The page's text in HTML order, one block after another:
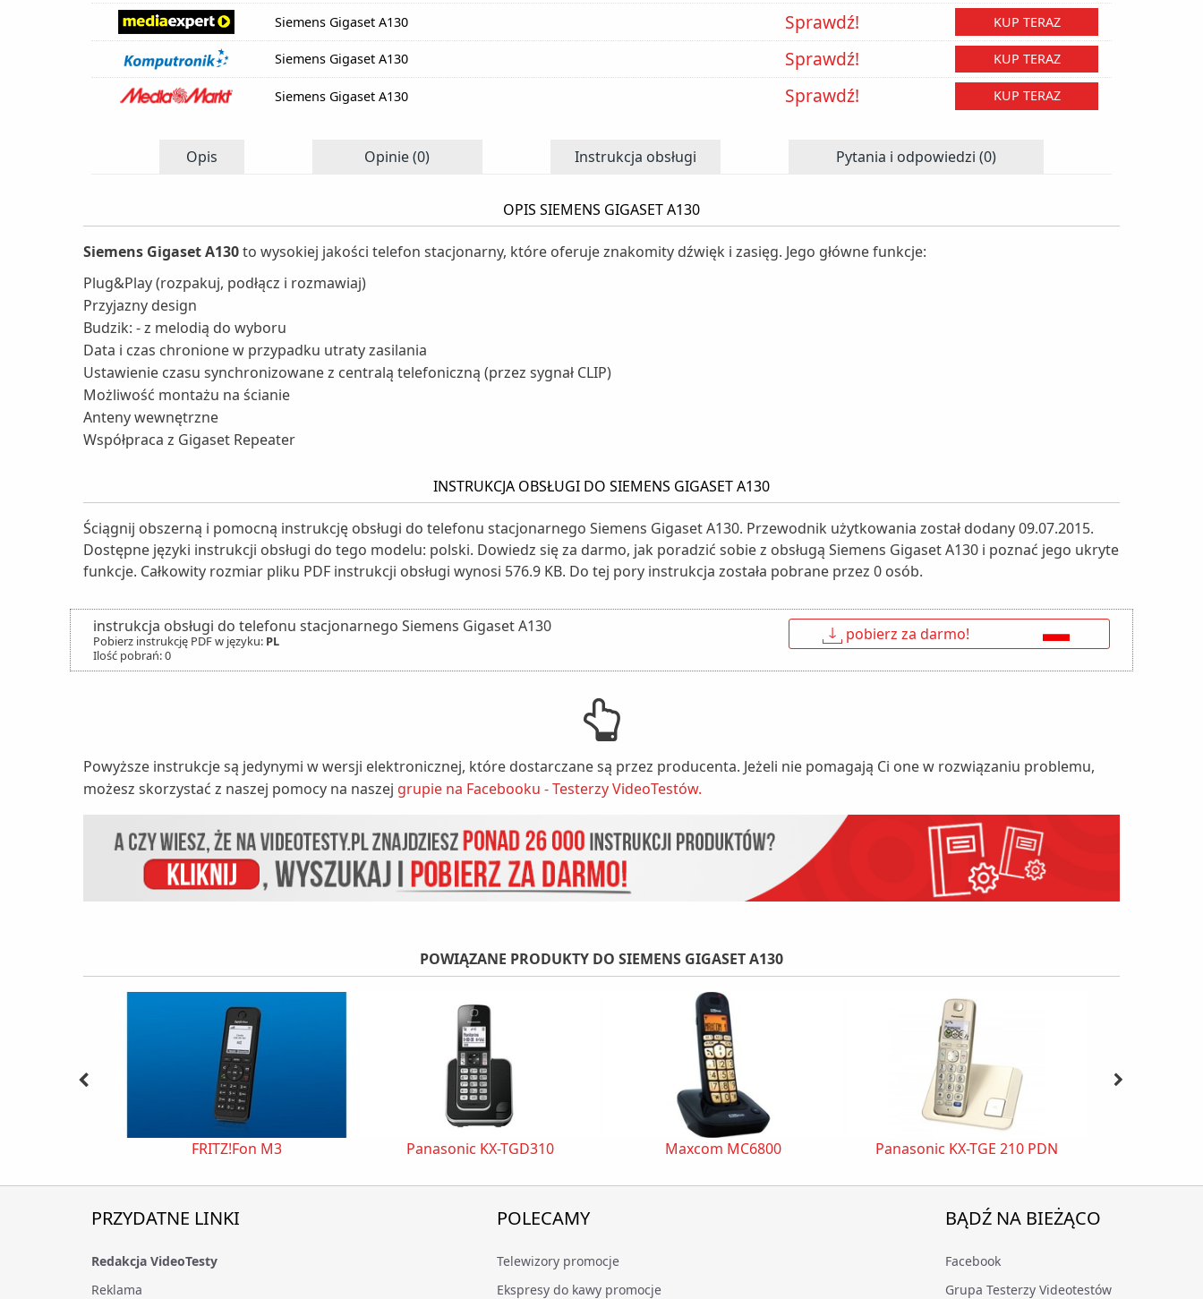
Siemens Gigaset A130 Sprawdź! KUP TERAZ
Siemens Gigaset A130 Sprawdź! KUP TERAZ
Siemens Gigaset A130 Sprawdź! KUP TERAZ
Opis Opinie (0) Instrukcja obsługi Pytania i odpowiedzi (0)
OPIS SIEMENS GIGASET A130
Siemens Gigaset A130to wysokiej jakości telefon stacjonarny, które oferuje znakomity dźwięk i zasięg. Jego główne funkcje:
Plug&Play (rozpakuj, podłącz i rozmawiaj)
Przyjazny design
Budzik: - z melodią do wyboru
Data i czas chronione w przypadku utraty zasilania
Ustawienie czasu synchronizowane z centralą telefoniczną (przez sygnał CLIP)
Możliwość montażu na ścianie
Anteny wewnętrzne
Współpraca z Gigaset Repeater
INSTRUKCJA OBSŁUGI DO SIEMENS GIGASET A130
Ściągnij obszerną i pomocną instrukcję obsługi do telefonu stacjonarnego Siemens Gigaset A130. Przewodnik użytkowania został dodany 09.07.2015.
Dostępne języki instrukcji obsługi do tego modelu: polski. Dowiedz się za darmo, jak poradzić sobie z obsługą Siemens Gigaset A130 i poznać jego ukryte
funkcje. Całkowity rozmiar pliku PDF instrukcji obsługi wynosi 576.9 KB. Do tej pory instrukcja została pobrane przez 0 osób.
instrukcja obsługi do telefonu stacjonarnego Siemens Gigaset A130
Pobierz instrukcję PDF w języku: PL
Ilość pobrań: 0
↓ pobierz za darmo!
Powyższe instrukcje są jedynymi w wersji elektronicznej, które dostarczane są przez producenta. Jeżeli nie pomagają Ci one w rozwiązaniu problemu,
możesz skorzystać z naszej pomocy na naszej grupie na Facebooku - Testerzy VideoTestów.
POWIĄZANE PRODUKTY DO SIEMENS GIGASET A130
FRITZ!Fon M3 Panasonic KX-TGD310 Maxcom MC6800 Panasonic KX-TGE 210 PDN
PRZYDATNE LINKI
Redakcja VideoTesty
Reklama
POLECAMY
Telewizory promocje
Ekspresy do kawy promocje
BĄDŹ NA BIEŻĄCO
Facebook
Grupa Testerzy Videotestów